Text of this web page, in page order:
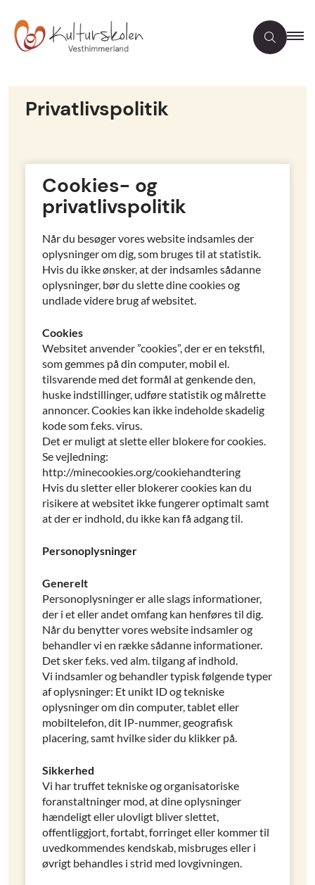
Privatlivspolitik
Cookies- og
privatlivspolitik
Når du besøger vores website indsamles der
oplysninger om dig, som bruges til at statistik.
Hvis du ikke ønsker, at der indsamles sådanne
oplysninger, bør du slette dine cookies og
undlade videre brug af websitet.
Cookies
Websitet anvender ”cookies”, der er en tekstfil,
som gemmes på din computer, mobil el.
tilsvarende med det formål at genkende den,
huske indstillinger, udføre statistik og målrette
annoncer. Cookies kan ikke indeholde skadelig
kode som f.eks. virus.
Det er muligt at slette eller blokere for cookies.
Se vejledning:
http://minecookies.org/cookiehandtering
Hvis du sletter eller blokerer cookies kan du
risikere at websitet ikke fungerer optimalt samt
at der er indhold, du ikke kan få adgang til.
Personoplysninger
Generelt
Personoplysninger er alle slags informationer,
der i et eller andet omfang kan henføres til dig.
Når du benytter vores website indsamler og
behandler vi en række sådanne informationer.
Det sker f.eks. ved alm. tilgang af indhold.
Vi indsamler og behandler typisk følgende typer
af oplysninger: Et unikt ID og tekniske
oplysninger om din computer, tablet eller
mobiltelefon, dit IP-nummer, geografisk
placering, samt hvilke sider du klikker på.
Sikkerhed
Vi har truffet tekniske og organisatoriske
foranstaltninger mod, at dine oplysninger
hændeligt eller ulovligt bliver slettet,
offentliggjort, fortabt, forringet eller kommer til
uvedkommendes kendskab, misbruges eller i
øvrigt behandles i strid med lovgivningen.